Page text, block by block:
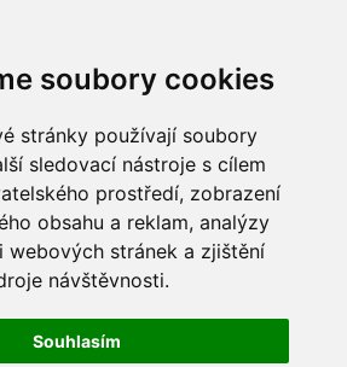
soubory cookies
stránky používají soubory
sledovací nástroje s cílem
prostředí, zobrazení
obsahu a reklam, analýzy
webových stránek a zjištění
návštěvnosti.
Souhlasím